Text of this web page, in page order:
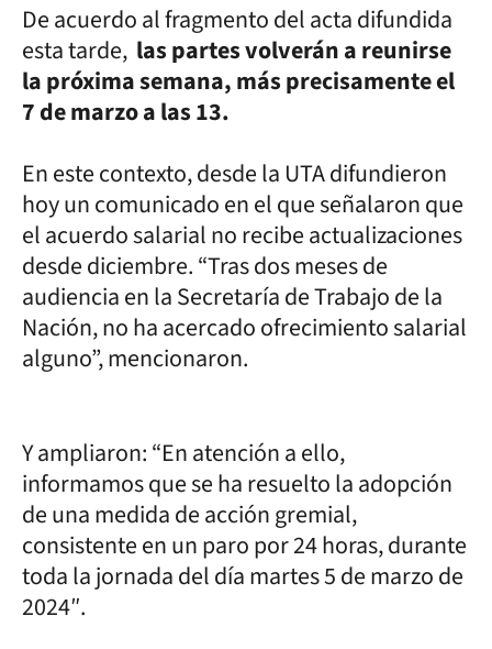
De acuerdo al fragmento del acta difundida
esta tarde, las partes volverán a reunirse
la próxima semana, más precisamente el
7 de marzo a las 13.
En este contexto, desde la UTA difundieron
hoy un comunicado en el que señalaron que
el acuerdo salarial no recibe actualizaciones
desde diciembre. “Tras dos meses de
audiencia en la Secretaría de Trabajo de la
Nación, no ha acercado ofrecimiento salarial
alguno”, mencionaron.
Y ampliaron: “En atención a ello,
informamos que se ha resuelto la adopción
de una medida de acción gremial,
consistente en un paro por 24 horas, durante
toda la jornada del día martes 5 de marzo de
2024″.